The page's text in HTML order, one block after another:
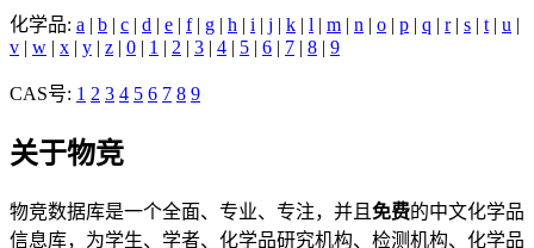
化学品: a | b | c | d | e | f| g | h | i | j | k | l | m | n | o | p | q | r| s | t | u |
v | w | x | y | z | 0 | 1 | 2 | 3 | 4 | 5 | 6 | 7 | 8 | 9
CAS号: 1 2 3 4 5 6 7 8 9
关于物竞
物竞数据库是一个全面、专业、专注，并且 免费的中文化学品
信息库，为学生、学者、化学品研究机构、检测机构、化学品